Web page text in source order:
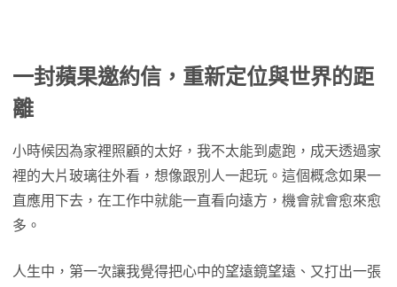
一封蘋果邀約信，重新定位與世界的距
離
小時候因為家裡照顧的太好，我不太能到處跑，成天透過家
裡的大片玻璃往外看，想像跟別人一起玩。這個概念如果一
直應用下去，在工作中就能一直看向遠方，機會就會愈來愈
多。
人生中，第一次讓我覺得把心中的望遠鏡望遠、又打出一張